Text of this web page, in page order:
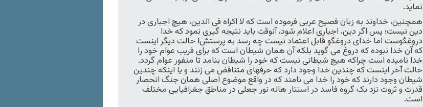
نماید.
همچنین، خداوند به زبان فصیح عربی فرموده است که لا اکراه فی الدین، هیچ اجباری در
دین نیست؛ پس اگر دین، اجباری اعلام شود، آنوقت باید نتیجه گیری نمود که خدا
دروغگوست اما خدای دروغگو قابل اعتماد نیست چه رسد به پرستش! حالت دیگر اینست
که آن خدا نبوده که دروغ می گوید بلکه آن همان شیطان است که برای فریب عوام خود را
خدا نامیده است چراکه هیچ شیطانی نیست که خود را شیطان بنامد تا منفور عوام گردد.
حالت آخر اینست که چندین خدا وجود دارد که حرفهای متناقض می زنند و یا اینکه چندین
شیطان وجود دارند که خود را خدا می نامند که در واقع موضوع اصلی همان جنگ انحصار
قدرت و ثروت نزد یک گروه فاسد در استتار هاله نور جعلی در مناطق جغرافیایی مختلف
است.